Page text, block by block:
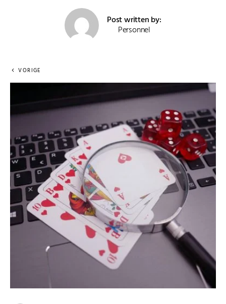
Post written by:
Personnel
VORIGE